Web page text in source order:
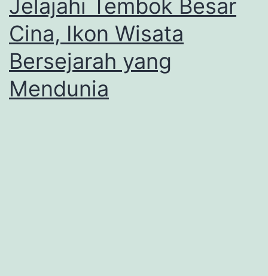
Jelajahi Tembok Besar
Cina, Ikon Wisata
Bersejarah yang
Mendunia